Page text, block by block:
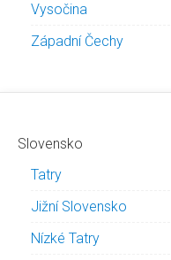
Vysočina
Západní Čechy
Slovensko
Tatry
Jižní Slovensko
Nízké Tatry